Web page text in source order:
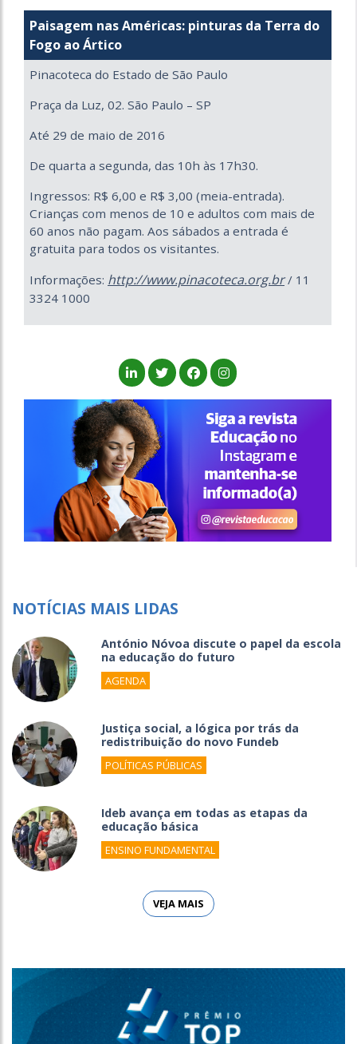
Paisagem nas Américas: pinturas da Terra do
Fogo ao Ártico
Pinacoteca do Estado de São Paulo
Praça da Luz, 02. São Paulo – SP
Até 29 de maio de 2016
De quarta a segunda, das 10h às 17h30.
Ingressos: R$ 6,00 e R$ 3,00 (meia-entrada).
Crianças com menos de 10 e adultos com mais de
60 anos não pagam. Aos sábados a entrada é
gratuita para todos os visitantes.
Informações: http://www.pinacoteca.org.br/ 11
3324 1000
NOTÍCIAS MAIS LIDAS
António Nóvoa discute o papel da escola
na educação do futuro
AGENDA
Justiça social, a lógica por trás da
redistribuição do novo Fundeb
POLÍTICAS PÚBLICAS
Ideb avança em todas as etapas da
educação básica
ENSINO FUNDAMENTAL
VEJA MAIS